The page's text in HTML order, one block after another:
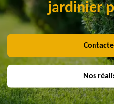
jardinier
Nos